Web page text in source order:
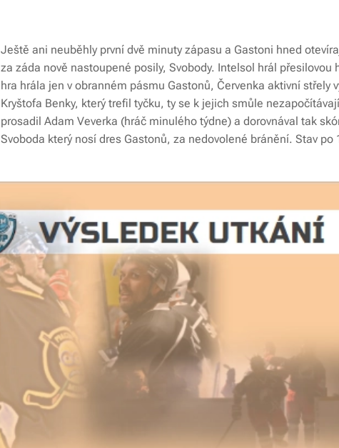
Ještě ani neuběhly první dvě minuty zápasu a Gastoni hned
za záda nově nastoupené posily, Svobody. Intelsol hrál
hra hrála jen v obranném pásmu Gastonů, Červenka aktivní
Kryštofa Benky, který trefil tyčku, ty se k jejich smůle
prosadil Adam Veverka (hráč minulého týdne) a dorovnával tak
Svoboda který nosí dres Gastonů, za nedovolené bránění. Stav po